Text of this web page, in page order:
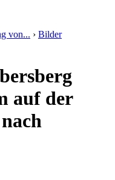
von... › Bilder
auf der